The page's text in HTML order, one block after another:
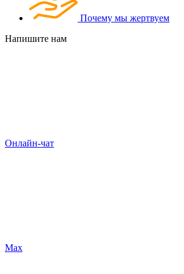
Почему мы жертвуем
Напишите нам
Онлайн-чат
Max